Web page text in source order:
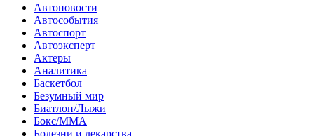
Автоновости
Автособытия
Автоспорт
Автоэксперт
Актеры
Аналитика
Баскетбол
Безумный мир
Биатлон/Лыжи
Бокс/MMA
Болезни и лекарства